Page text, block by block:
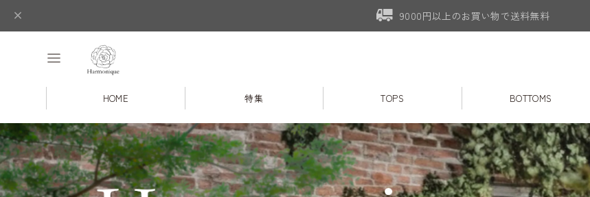
9000円以上のお買い物で送料無料
HOME 特集 TOPS BOTTOMS